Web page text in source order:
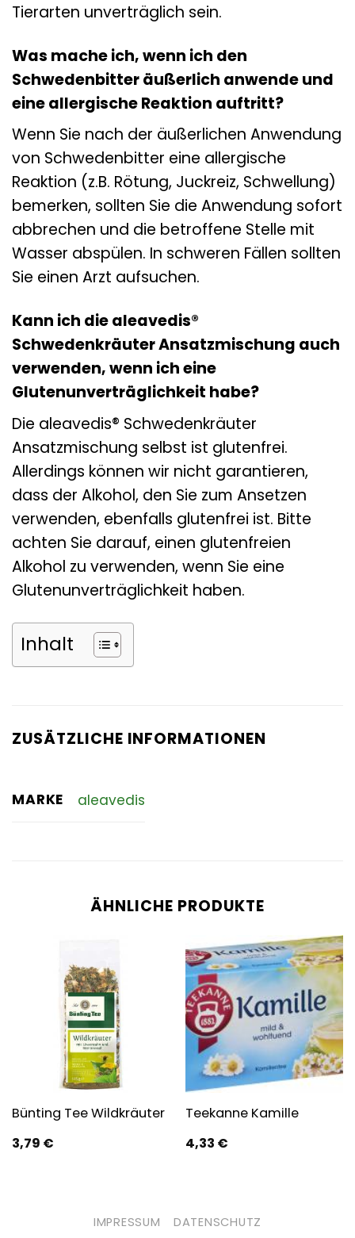
Tierarten unverträglich sein.
Was mache ich, wenn ich den
Schwedenbitter äußerlich anwende und
eine allergische Reaktion auftritt?
Wenn Sie nach der äußerlichen Anwendung
von Schwedenbitter eine allergische
Reaktion (z.B. Rötung, Juckreiz, Schwellung)
bemerken, sollten Sie die Anwendung sofort
abbrechen und die betroffene Stelle mit
Wasser abspülen. In schweren Fällen sollten
Sie einen Arzt aufsuchen.
Kann ich die aleavedis®
Schwedenkräuter Ansatzmischung auch
verwenden, wenn ich eine
Glutenunverträglichkeit habe?
Die aleavedis® Schwedenkräuter
Ansatzmischung selbst ist glutenfrei.
Allerdings können wir nicht garantieren,
dass der Alkohol, den Sie zum Ansetzen
verwenden, ebenfalls glutenfrei ist. Bitte
achten Sie darauf, einen glutenfreien
Alkohol zu verwenden, wenn Sie eine
Glutenunverträglichkeit haben.
Inhalt
ZUSÄTZLICHE INFORMATIONEN
MARKE aleavedis
ÄHNLICHE PRODUKTE
Bünting Tee Wildkräuter
3,79 €
Teekanne Kamille
4,33 €
IMPRESSUM DATENSCHUTZ